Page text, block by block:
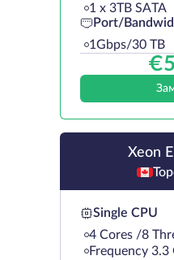
1 х 3TB SATA
Port/
1Gbps/30 TB
€
Xeon
Single CPU
4 Cores /8
Frequency 3.3